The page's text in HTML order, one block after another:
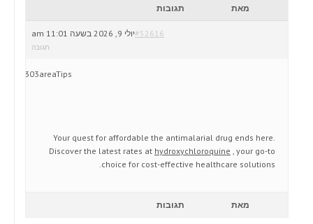
מאת תגובות
יולי 9, 2026 בשעה 11:01 am#52616
תגובה
303areaTips
Your quest for affordable the antimalarial drug ends here.
Discover the latest rates at hydroxychloroquine , your go-to
choice for cost-effective healthcare solutions.
מאת תגובות